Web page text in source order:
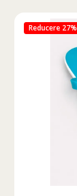
Reducere 27%